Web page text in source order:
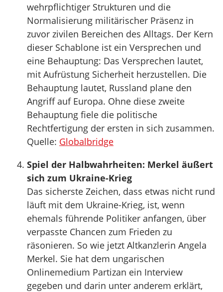
wehrpflichtiger Strukturen und die
Normalisierung militärischer Präsenz in
zuvor zivilen Bereichen des Alltags. Der Kern
dieser Schablone ist ein Versprechen und
eine Behauptung: Das Versprechen lautet,
mit Aufrüstung Sicherheit herzustellen. Die
Behauptung lautet, Russland plane den
Angriff auf Europa. Ohne diese zweite
Behauptung fiele die politische
Rechtfertigung der ersten in sich zusammen.
Quelle: Globalbridge
Spiel der Halbwahrheiten: Merkel äußert
sich zum Ukraine-Krieg
Das sicherste Zeichen, dass etwas nicht rund
läuft mit dem Ukraine-Krieg, ist, wenn
ehemals führende Politiker anfangen, über
verpasste Chancen zum Frieden zu
räsonieren. So wie jetzt Altkanzlerin Angela
Merkel. Sie hat dem ungarischen
Onlinemedium Partizan ein Interview
gegeben und darin unter anderem erklärt,